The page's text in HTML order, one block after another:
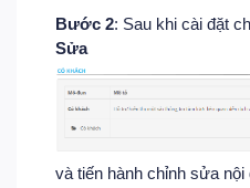
Bước 2: Sau khi cài đặt
Sửa
và tiến hành chỉnh sửa